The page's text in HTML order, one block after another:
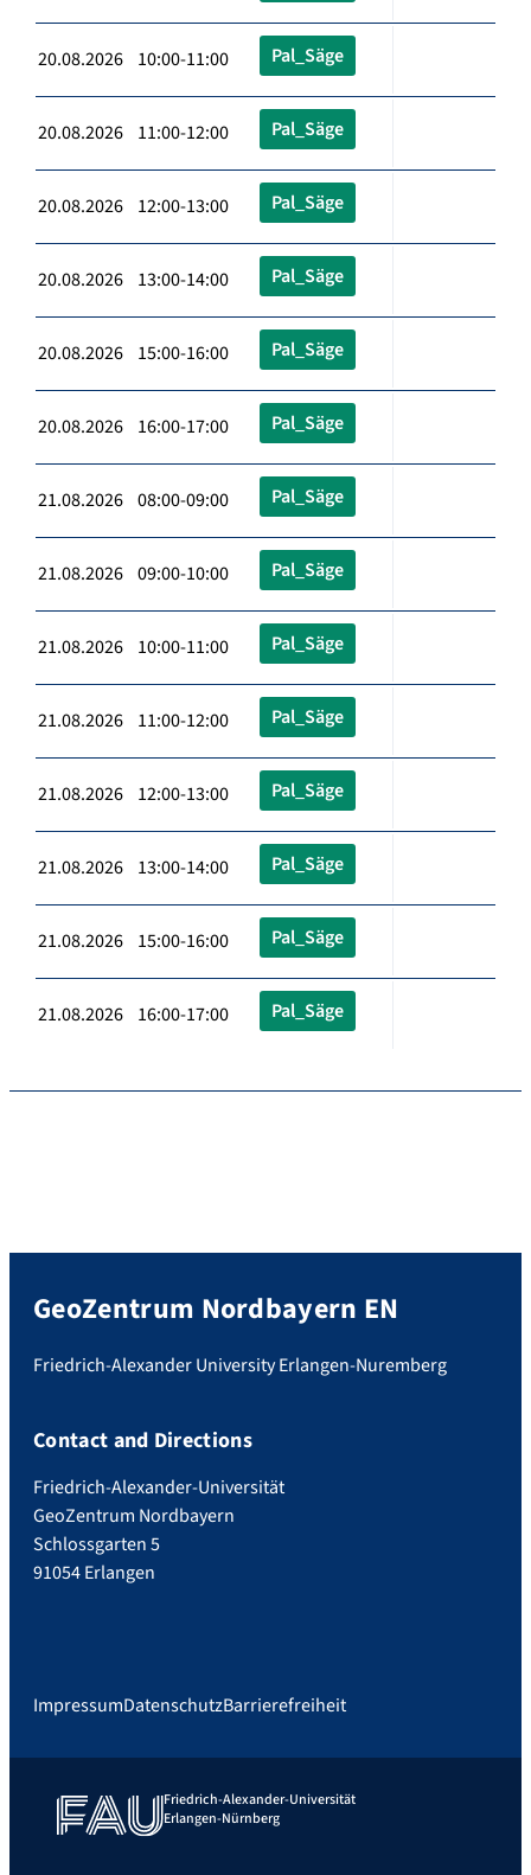
20.08.2026 10:00-11:00 Pal_Säge
20.08.2026 11:00-12:00 Pal_Säge
20.08.2026 12:00-13:00 Pal_Säge
20.08.2026 13:00-14:00 Pal_Säge
20.08.2026 15:00-16:00 Pal_Säge
20.08.2026 16:00-17:00 Pal_Säge
21.08.2026 08:00-09:00 Pal_Säge
21.08.2026 09:00-10:00 Pal_Säge
21.08.2026 10:00-11:00 Pal_Säge
21.08.2026 11:00-12:00 Pal_Säge
21.08.2026 12:00-13:00 Pal_Säge
21.08.2026 13:00-14:00 Pal_Säge
21.08.2026 15:00-16:00 Pal_Säge
21.08.2026 16:00-17:00 Pal_Säge
GeoZentrum Nordbayern EN
Friedrich-Alexander University Erlangen-Nuremberg
Contact and Directions
Friedrich-Alexander-Universität
GeoZentrum Nordbayern
Schlossgarten 5
91054 Erlangen
ImpressumDatenschutzBarrierefreiheit
Friedrich-Alexander-Universität
Erlangen-Nürnberg